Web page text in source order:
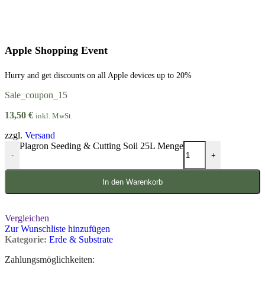
Apple Shopping Event
Hurry and get discounts on all Apple devices up to 20%
Sale_coupon_15
13,50 € inkl. MwSt.
zzgl. Versand
-
Plagron Seeding & Cutting Soil 25L Menge
+
In den Warenkorb
Vergleichen
Zur Wunschliste hinzufügen
Kategorie: Erde & Substrate
Zahlungsmöglichkeiten: